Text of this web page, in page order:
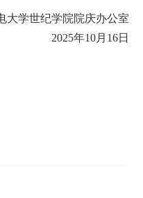
大学世纪学院院庆办公室
2025年10月16日